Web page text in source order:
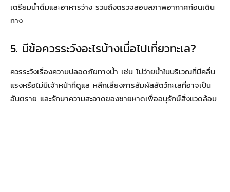
เตรียมน้ำดื่มและอาหารว่าง รวมถึงตรวจสอบสภาพอากาศก่อนเดิน
ทาง
5. มีข้อควรระวังอะไรบ้างเมื่อไปเที่ยวทะเล?
ควรระวังเรื่องความปลอดภัยทางน้ำ เช่น ไม่ว่ายน้ำในบริเวณที่มีคลื่น
แรงหรือไม่มีเจ้าหน้าที่ดูแล หลีกเลี่ยงการสัมผัสสัตว์ทะเลที่อาจเป็น
อันตราย และรักษาความสะอาดของชายหาดเพื่ออนุรักษ์สิ่งแวดล้อม